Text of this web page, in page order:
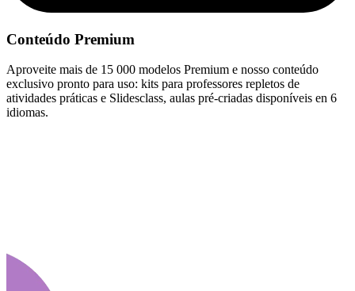
Conteúdo Premium
Aproveite mais de 15 000 modelos Premium e nosso conteúdo
exclusivo pronto para uso: kits para professores repletos de
atividades práticas e Slidesclass, aulas pré-criadas disponíveis en 6
idiomas.